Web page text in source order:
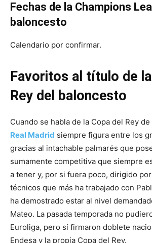
Fechas de la Champions
baloncesto
Calendario por confirmar.
Favoritos al título de la
Rey del baloncesto
Cuando se habla de la Copa del Rey
Real Madrid siempre figura entre los
gracias al intachable palmarés que
sumamente competitiva que siempre
a tener y, por si fuera poco, dirigido
técnicos que más ha trabajado con
ha demostrado estar al nivel
Mateo. La pasada temporada no
Euroliga, pero sí firmaron doblete
Endesa y la propia Copa del Rey.